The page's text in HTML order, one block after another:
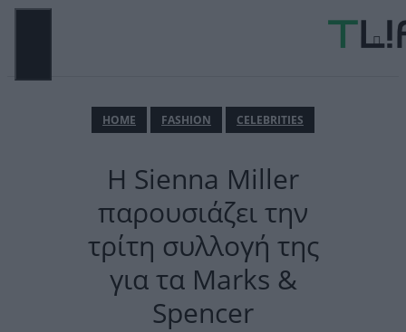
Μετάβαση
ΗΟΜΕ FASHION CELEBRITIES
H Sienna Miller
παρουσιάζει την
τρίτη συλλογή της
για τα Marks &
Spencer